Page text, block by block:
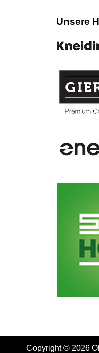
Unsere
Copyright © 2026